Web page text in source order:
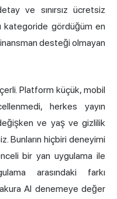
ve sınırsız ücretsiz
kategoride gördüğüm en
desteği olmayan
Platform küçük, mobil
herkes yayın
ve yaş ve gizlilik
Bunların hiçbiri deneyimi
bir yan uygulama ile
arasındaki farkı
AI denemeye değer